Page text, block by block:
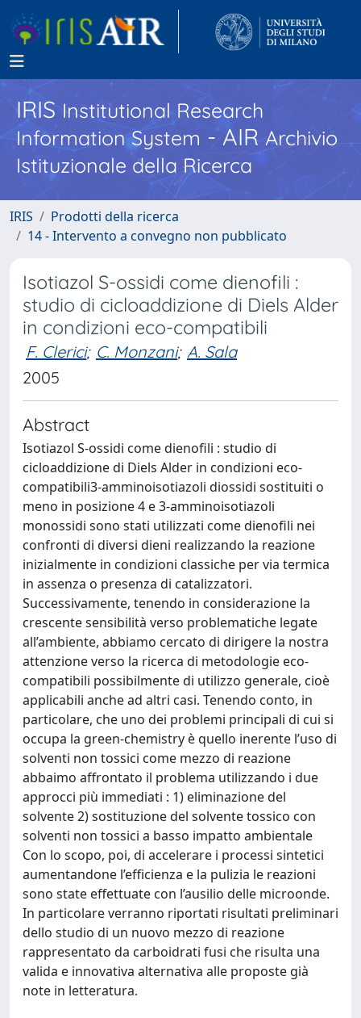
IRISInstitutional Research
Information System - AIR Archivio
Istituzionale della Ricerca
IRIS
Prodotti della ricerca
14 - Intervento a convegno non pubblicato
Isotiazol S-ossidi come dienofili :
studio di cicloaddizione di Diels Alder
in condizioni eco-compatibili
F. Clerici; C. Monzani; A. Sala
2005
Abstract
Isotiazol S-ossidi come dienofili : studio di
cicloaddizione di Diels Alder in condizioni eco-
compatibili3-amminoisotiazoli diossidi sostituiti o
meno in posizione 4 e 3-amminoisotiazoli
monossidi sono stati utilizzati come dienofili nei
confronti di diversi dieni realizzando la reazione
inizialmente in condizioni classiche per via termica
in assenza o presenza di catalizzatori.
Successivamente, tenendo in considerazione la
crescente sensibilità verso problematiche legate
all’ambiente, abbiamo cercato di dirigere la nostra
attenzione verso la ricerca di metodologie eco-
compatibili possibilmente di utilizzo generale, cioè
applicabili anche ad altri casi. Tenendo conto, in
particolare, che uno dei problemi principali di cui si
occupa la green-chemistry è quello inerente l’uso di
solventi non tossici come mezzo di reazione
abbaimo affrontato il problema utilizzando i due
approcci più immediati : 1) eliminazione del
solvente 2) sostituzione del solvente tossico con
solventi non tossici a basso impatto ambientale
Con lo scopo, poi, di accelerare i processi sintetici
aumentandone l’efficienza e la pulizia le reazioni
sono state effettuate con l’ausilio delle microonde.
In particolare verranno riportati risultati preliminari
dello studio di un nuovo mezzo di reazione
rappresentato da carboidrati fusi che risulta una
valida e innovativa alternativa alle proposte già
note in letteratura.